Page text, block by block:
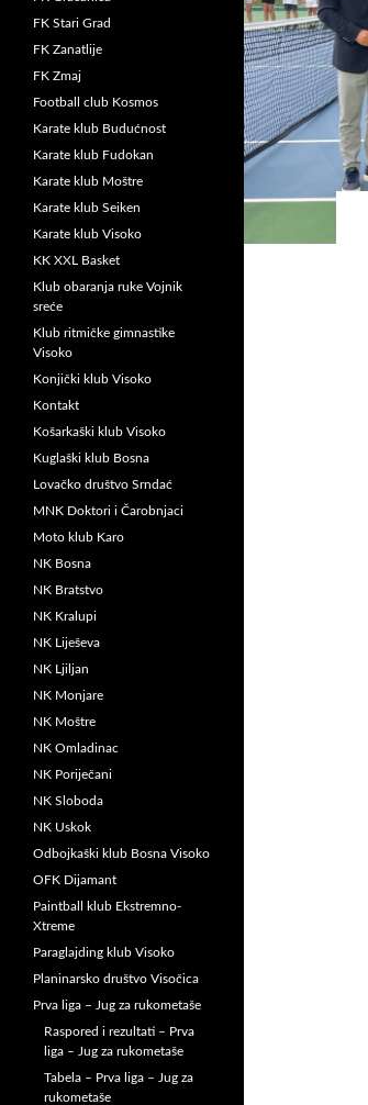
FK Stari Grad
FK Zanatlije
FK Zmaj
Football club Kosmos
Karate klub Budućnost
Karate klub Fudokan
Karate klub Moštre
Karate klub Seiken
Karate klub Visoko
KK XXL Basket
Klub obaranja ruke Vojnik
sreće
Klub ritmičke gimnastike
Visoko
Konjički klub Visoko
Kontakt
Košarkaški klub Visoko
Kuglaški klub Bosna
Lovačko društvo Srndać
MNK Doktori i Čarobnjaci
Moto klub Karo
NK Bosna
NK Bratstvo
NK Kralupi
NK Liješeva
NK Ljiljan
NK Monjare
NK Moštre
NK Omladinac
NK Poriječani
NK Sloboda
NK Uskok
Odbojkaški klub Bosna Visoko
OFK Dijamant
Paintball klub Ekstremno-
Xtreme
Paraglajding klub Visoko
Planinarsko društvo Visočica
Prva liga – Jug za rukometaše
Raspored i rezultati – Prva
liga – Jug za rukometaše
Tabela – Prva liga – Jug za
rukometaše